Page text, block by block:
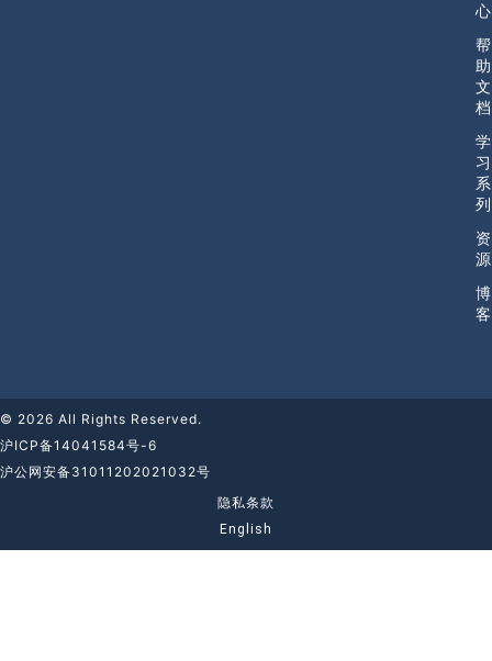
心
帮
助
文
档
学
习
系
列
资
源
博
客
© 2026 All Rights Reserved.
沪ICP备14041584号-6
沪公网安备31011202021032号
隐私条款
English